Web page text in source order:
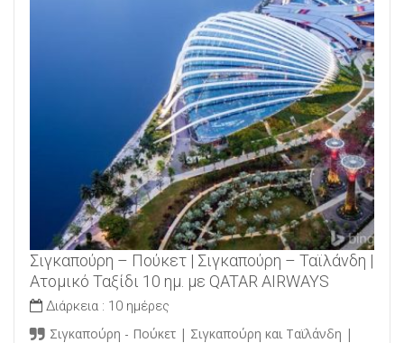
Σιγκαπούρη – Πούκετ | Σιγκαπούρη – Ταϊλάνδη |
Ατομικό Ταξίδι 10 ημ. με QATAR AIRWAYS
Διάρκεια : 10 ημέρες
Σιγκαπούρη - Πούκετ | Σιγκαπούρη και Ταϊλάνδη |